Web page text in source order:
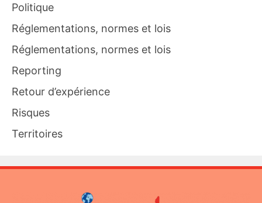
Politique
Réglementations, normes et lois
Réglementations, normes et lois
Reporting
Retour d’expérience
Risques
Territoires